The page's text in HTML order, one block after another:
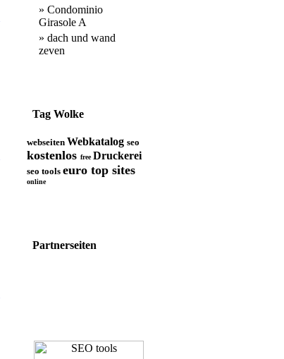
» Condominio
Girasole A
» dach und wand
zeven
Tag Wolke
webseiten Webkatalog seo
kostenlos freeDruckerei
seo tools euro top sites
online
Partnerseiten